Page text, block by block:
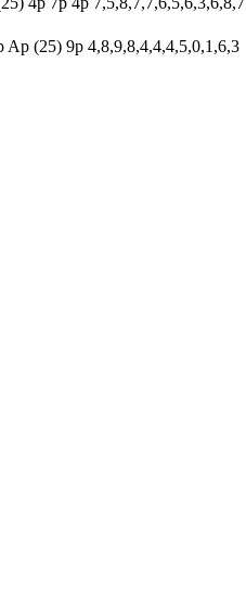
Ap (25) 9p 4,8,9,8,4,4,4,5,0,1,6,3